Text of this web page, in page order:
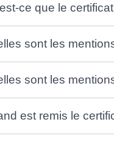
ce que le
sont les
sont les
est remis le